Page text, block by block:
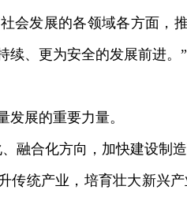
会发展的各领域各方面，
续、更为安全的发展前进。
展的重要力量。
合化方向，加快建设制
传统产业，培育壮大新兴